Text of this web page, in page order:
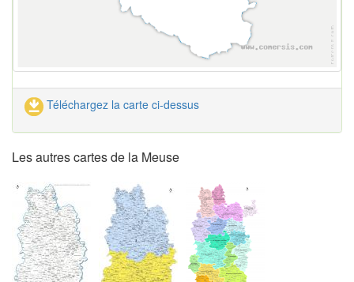
Téléchargez la carte ci-dessus
Les autres cartes de la Meuse